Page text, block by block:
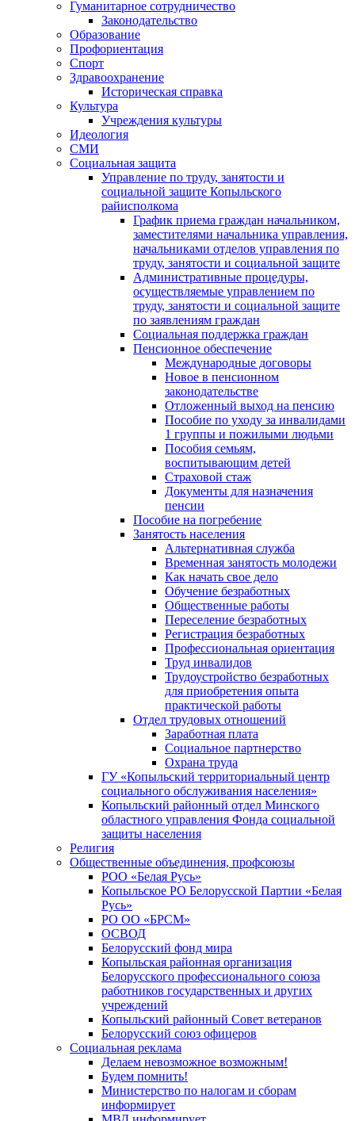
Гуманитарное сотрудничество
Законодательство
Образование
Профориентация
Спорт
Здравоохранение
Историческая справка
Культура
Учреждения культуры
Идеология
СМИ
Социальная защита
Управление по труду, занятости и
социальной защите Копыльского
райисполкома
График приема граждан начальником,
заместителями начальника управления,
начальниками отделов управления по
труду, занятости и социальной защите
Административные процедуры,
осуществляемые управлением по
труду, занятости и социальной защите
по заявлениям граждан
Социальная поддержка граждан
Пенсионное обеспечение
Международные договоры
Новое в пенсионном
законодательстве
Отложенный выход на пенсию
Пособие по уходу за инвалидами
1 группы и пожилыми людьми
Пособия семьям,
воспитывающим детей
Страховой стаж
Документы для назначения
пенсии
Пособие на погребение
Занятость населения
Альтернативная служба
Временная занятость молодежи
Как начать свое дело
Обучение безработных
Общественные работы
Переселение безработных
Регистрация безработных
Профессиональная ориентация
Труд инвалидов
Трудоустройство безработных
для приобретения опыта
практической работы
Отдел трудовых отношений
Заработная плата
Социальное партнерство
Охрана труда
ГУ «Копыльский территориальный центр
социального обслуживания населения»
Копыльский районный отдел Минского
областного управления Фонда социальной
защиты населения
Религия
Общественные объединения, профсоюзы
РОО «Белая Русь»
Копыльское РО Белорусской Партии «Белая
Русь»
РО ОО «БРСМ»
ОСВОД
Белорусский фонд мира
Копыльская районная организация
Белорусского профессионального союза
работников государственных и других
учреждений
Копыльский районный Совет ветеранов
Белорусский союз офицеров
Социальная реклама
Делаем невозможное возможным!
Будем помнить!
Министерство по налогам и сборам
информирует